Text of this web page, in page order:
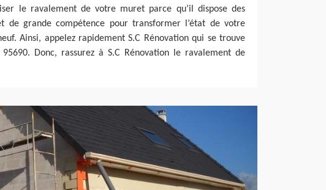
le ravalement de votre muret parce qu’il dispose des
de grande compétence pour transformer l’état de votre
Ainsi, appelez rapidement S.C Rénovation qui se trouve
95690. Donc, rassurez à S.C Rénovation le ravalement de